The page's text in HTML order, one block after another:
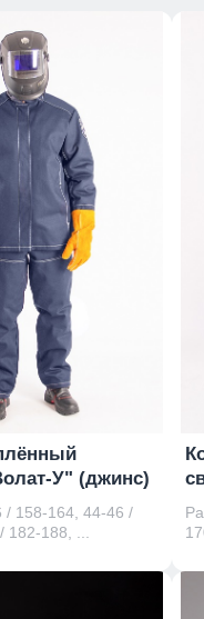
У" (джинс)
/ 158-164, 44-46 /
182-188, ...